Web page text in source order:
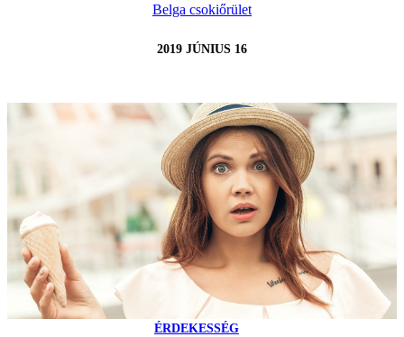
Belga csokiőrület
2019 JÚNIUS 16
ÉRDEKESSÉG